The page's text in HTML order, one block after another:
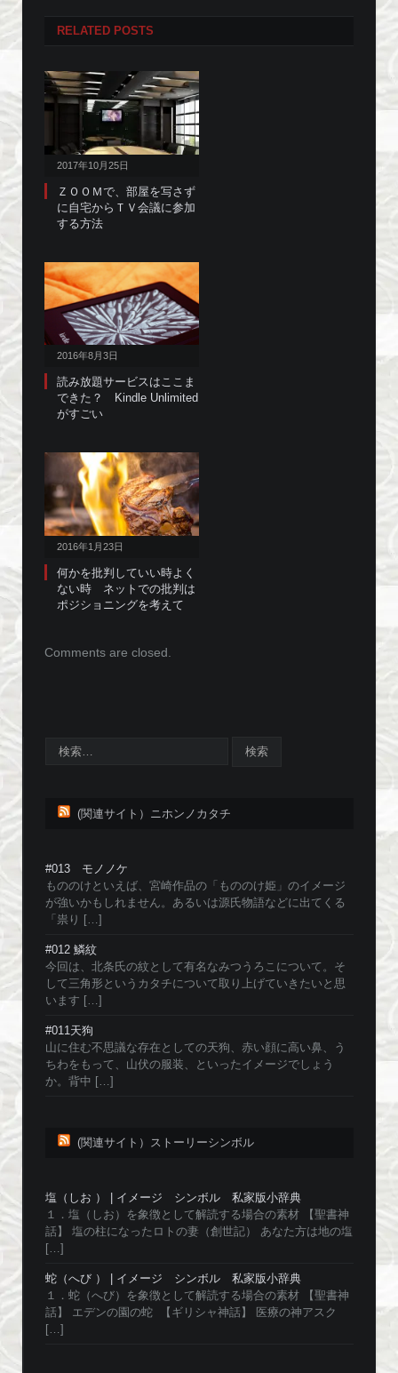
RELATED POSTS
2017年10月25日
ＺＯＯＭで、部屋を写さず
に自宅からＴＶ会議に参加
する方法
2016年8月3日
読み放題サービスはここま
できた？ Kindle Unlimited
がすごい
2016年1月23日
何かを批判していい時よく
ない時 ネットでの批判は
ポジショニングを考えて
Comments are closed.
(関連サイト）ニホンノカタチ
#013 モノノケ
もののけといえば、宮崎作品の「もののけ姫」のイメージ
が強いかもしれません。あるいは源氏物語などに出てくる
「祟り […]
#012 鱗紋
今回は、北条氏の紋として有名なみつうろこについて。そ
して三角形というカタチについて取り上げていきたいと思
います […]
#011天狗
山に住む不思議な存在としての天狗、赤い顔に高い鼻、う
ちわをもって、山伏の服装、といったイメージでしょう
か。背中 […]
(関連サイト）ストーリーシンボル
塩（しお ） | イメージ シンボル 私家版小辞典
１．塩（しお）を象徴として解読する場合の素材 【聖書神
話】 塩の柱になったロトの妻（創世記） あなた方は地の塩
[…]
蛇（へび ） | イメージ シンボル 私家版小辞典
１．蛇（へび）を象徴として解読する場合の素材 【聖書神
話】 エデンの園の蛇 【ギリシャ神話】 医療の神アスク
[…]